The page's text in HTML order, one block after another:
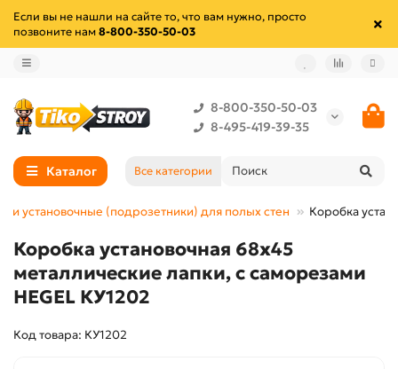
Если вы не нашли на сайте то, что вам нужно, просто
позвоните нам 8-800-350-50-03
8-800-350-50-03
8-495-419-39-35
Каталог Все категории
установочные (подрозетники) для полых стен Коробка
Коробка установочная 68х45
металлические лапки, с саморезами
HEGEL КУ1202
Код товара: КУ1202